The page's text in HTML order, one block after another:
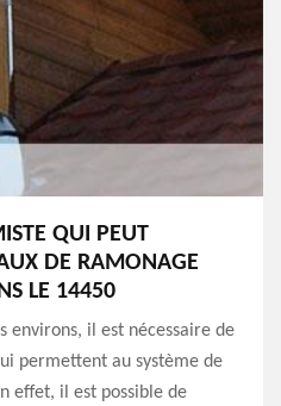
QUI PEUT
DE RAMONAGE
LE 14450
environs, il est nécessaire de
permettent au système de
effet, il est possible de